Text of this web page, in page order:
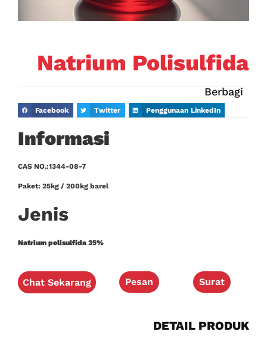
Natrium Polisulfida
Berbagi
Facebook Twitter Penggunaan LinkedIn
Informasi
CAS NO.:1344-08-7
Paket: 25kg / 200kg barel
Jenis
Natrium polisulfida 35%
Chat Sekarang Pesan Surat
DETAIL PRODUK